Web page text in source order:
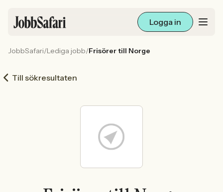
Logga in
Arbetsliv och karriär
För arbetsgivare
Sök med AI
JobbSafari/Lediga jobb/Frisörer till Norge
Till sökresultaten